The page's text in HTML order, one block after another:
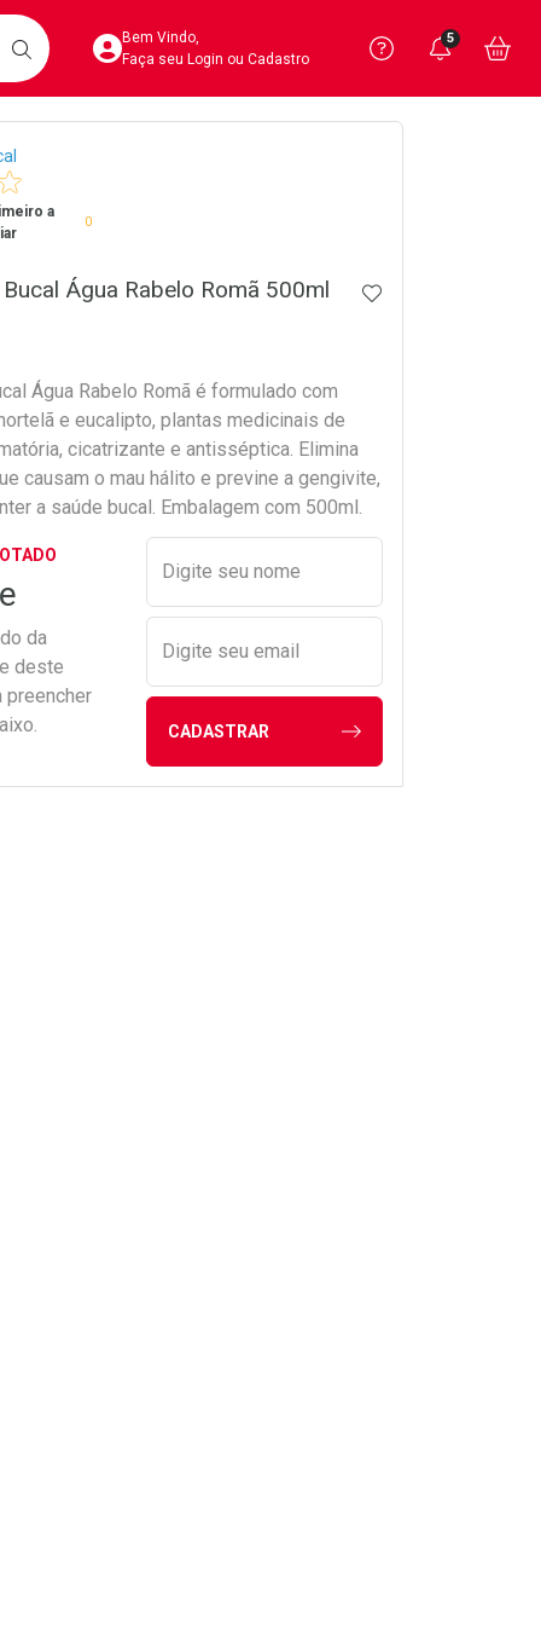
BUSCARAcesse sua Conta
Bem Vindo,
Faça seu Login ou Cadastro
Precisa
Ver Recursos
Você
5
a
0
Água Rabelo Romã 500ml ADICIONAR AOS
Água Rabelo Romã é formulado com
e eucalipto, plantas medicinais de
cicatrizante e antisséptica. Elimina
causam o mau hálito e previne a gengivite,
a saúde bucal. Embalagem com 500ml.
da
deste
preencher
Preencher nome e email
Digite seu nome
Digite seu email
CADASTRAR